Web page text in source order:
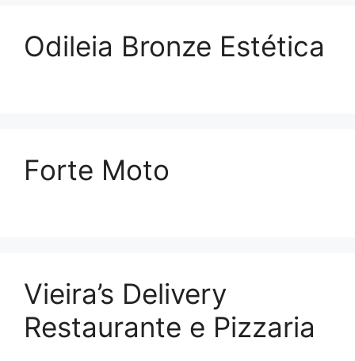
Odileia Bronze Estética
Forte Moto
Vieira’s Delivery
Restaurante e Pizzaria